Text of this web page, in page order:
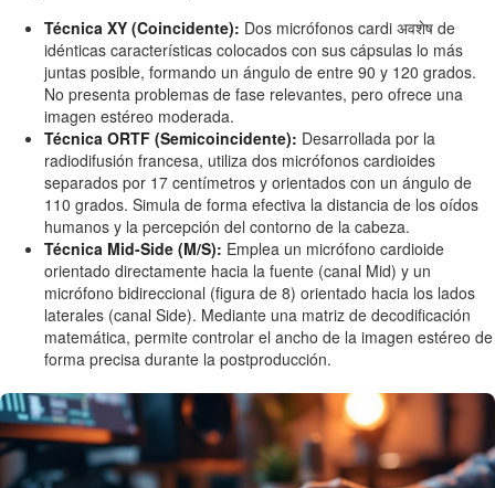
Técnica XY (Coincidente): Dos micrófonos cardi अवशेष de
idénticas características colocados con sus cápsulas lo más
juntas posible, formando un ángulo de entre 90 y 120 grados.
No presenta problemas de fase relevantes, pero ofrece una
imagen estéreo moderada.
Técnica ORTF (Semicoincidente): Desarrollada por la
radiodifusión francesa, utiliza dos micrófonos cardioides
separados por 17 centímetros y orientados con un ángulo de
110 grados. Simula de forma efectiva la distancia de los oídos
humanos y la percepción del contorno de la cabeza.
Técnica Mid-Side (M/S): Emplea un micrófono cardioide
orientado directamente hacia la fuente (canal Mid) y un
micrófono bidireccional (figura de 8) orientado hacia los lados
laterales (canal Side). Mediante una matriz de decodificación
matemática, permite controlar el ancho de la imagen estéreo de
forma precisa durante la postproducción.